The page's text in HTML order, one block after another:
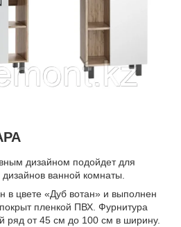
дизайном подойдет для
ванной комнаты.
в цвете «Дуб вотан» и выполнен
пленкой ПВХ. Фурнитура
ряд от 45 см до 100 см в ширину.